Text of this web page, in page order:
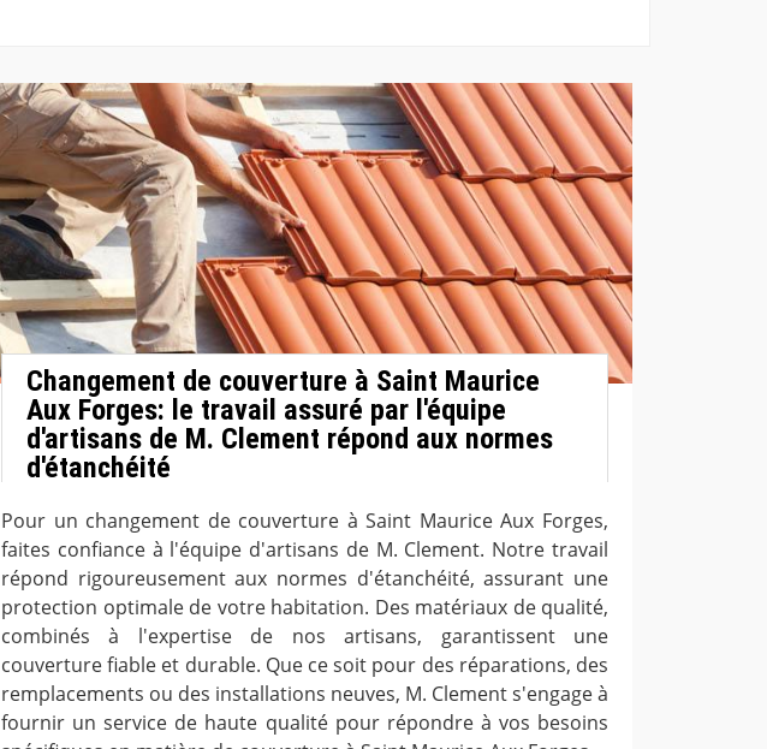
Changement de couverture à Saint Maurice
Aux Forges: le travail assuré par l'équipe
d'artisans de M. Clement répond aux normes
d'étanchéité
Pour un changement de couverture à Saint Maurice Aux Forges,
faites confiance à l'équipe d'artisans de M. Clement. Notre travail
répond rigoureusement aux normes d'étanchéité, assurant une
protection optimale de votre habitation. Des matériaux de qualité,
combinés à l'expertise de nos artisans, garantissent une
couverture fiable et durable. Que ce soit pour des réparations, des
remplacements ou des installations neuves, M. Clement s'engage à
fournir un service de haute qualité pour répondre à vos besoins